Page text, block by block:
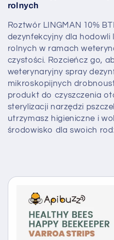
rolnych
Roztwór LINGMAN 10%
dezynfekcyjny dla
rolnych w ramach
czystości. Rozcieńcz go,
weterynaryjny spray
mikroskopijnych
produkt do czyszczenia
sterylizacji narzędzi
utrzymasz higieniczne i
środowisko dla swoich